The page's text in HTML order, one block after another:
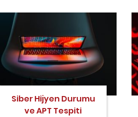
Siber Hijyen Durumu
ve APT Tespiti